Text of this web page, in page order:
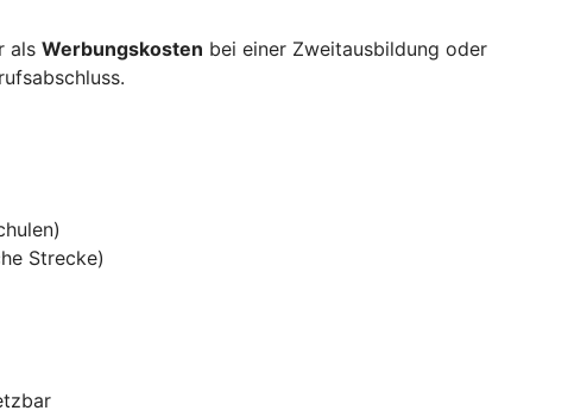
als Werbungskosten bei einer Zweitausbildung oder
Strecke)